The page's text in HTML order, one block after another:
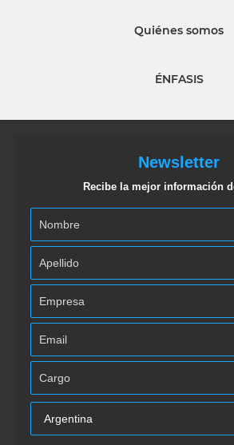
Quiénes somos
ÉNFASIS
Newsletter
Recibe la mejor información